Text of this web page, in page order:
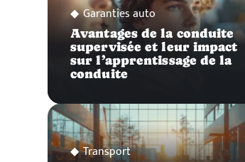
Garanties auto
Avantages de la conduite
supervisée et leur impact
sur l’apprentissage de la
conduite
Transport